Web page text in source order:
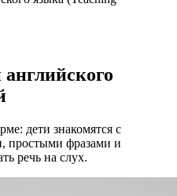
дети знакомятся с
простыми фразами и
речь на слух.